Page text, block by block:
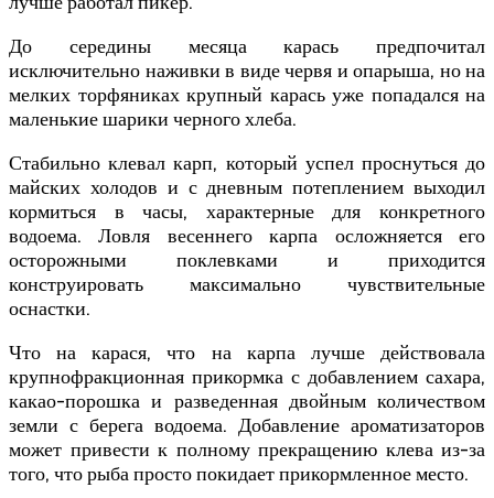
До середины месяца карась предпочитал
исключительно наживки в виде червя и опарыша, но на
мелких торфяниках крупный карась уже попадался на
маленькие шарики черного хлеба.
Стабильно клевал карп, который успел проснуться до
майских холодов и с дневным потеплением выходил
кормиться в часы, характерные для конкретного
водоема. Ловля весеннего карпа осложняется его
осторожными поклевками и приходится
конструировать максимально чувствительные
оснастки.
Что на карася, что на карпа лучше действовала
крупнофракционная прикормка с добавлением сахара,
какао-порошка и разведенная двойным количеством
земли с берега водоема. Добавление ароматизаторов
может привести к полному прекращению клева из-за
того, что рыба просто покидает прикормленное место.